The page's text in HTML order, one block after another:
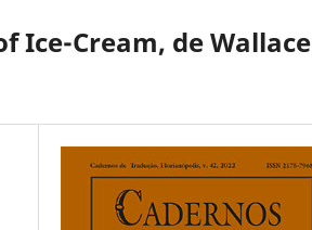
Ice-Cream, de Wallace